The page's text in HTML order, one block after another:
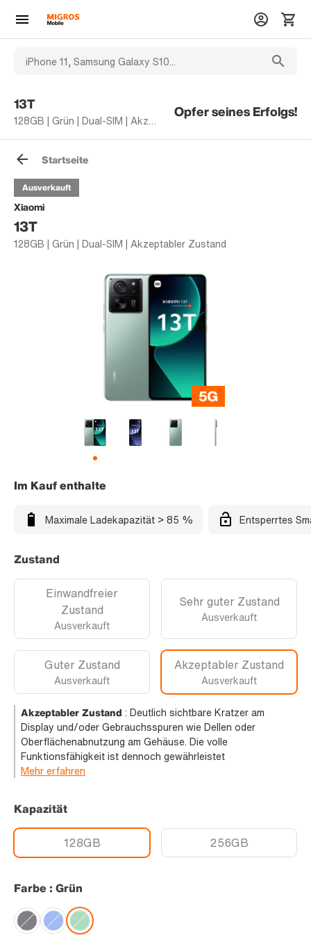
13T
128GB | Grün | Dual-SIM | Akzeptabler Zustand
Opfer seines Erfolgs!
Startseite
Xiaomi
13T
128GB | Grün | Dual-SIM | Akzeptabler Zustand
Ausverkauft
Im Kauf enthalte
Maximale Ladekapazität > 85 % Entsperrtes
Zustand
Einwandfreier
Zustand
Ausverkauft
Sehr guter Zustand
Ausverkauft
Guter Zustand
Ausverkauft
Akzeptabler Zustand
Ausverkauft
Akzeptabler Zustand : Deutlich sichtbare Kratzer am
Display und/oder Gebrauchsspuren wie Dellen oder
Oberflächenabnutzung am Gehäuse. Die volle
Funktionsfähigkeit ist dennoch gewährleistet
Mehr erfahren
Kapazität
128GB 256GB
Farbe : Grün